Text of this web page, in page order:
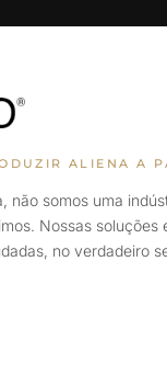
ALIENA A
não somos uma
Nossas soluções
no verdadeiro